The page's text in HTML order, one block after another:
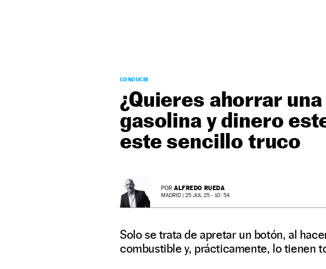
CONDUCIR
¿Quieres ahorrar
gasolina y dinero
este sencillo truco
POR ALFREDO RUEDA
MADRID | 25 JUL 25 - 10: 54
Solo se trata de apretar un botón, al
combustible y, prácticamente, lo tienen